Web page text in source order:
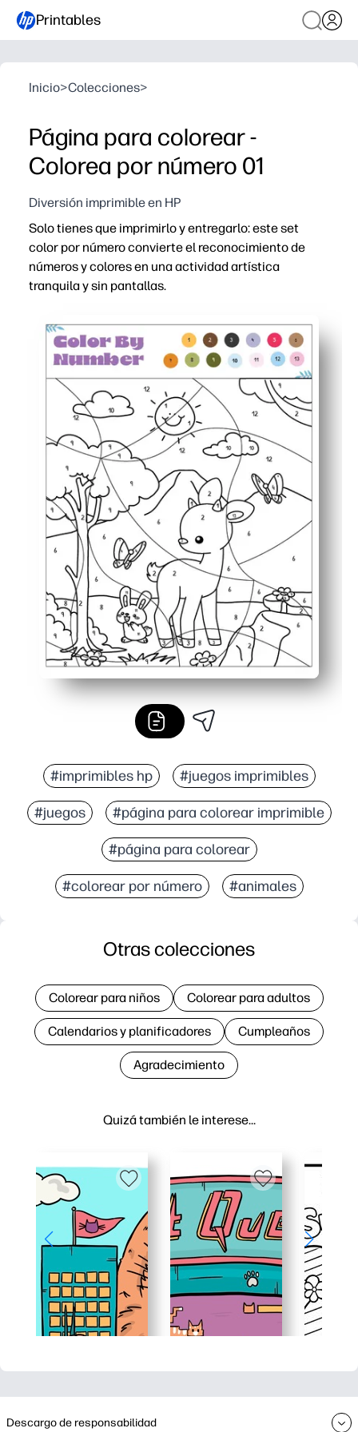
Printables
Inicio>Colecciones>
Página para colorear -
Colorea por número 01
Diversión imprimible en HP
Solo tienes que imprimirlo y entregarlo: este set
color por número convierte el reconocimiento de
números y colores en una actividad artística
tranquila y sin pantallas.
sin preparación: imprima una página y vaya a trabajar
Desarrolla habilidades clave: reconocimiento de
Apto para la motricidad fina: colorear dentro de las
Revelación motivadora: los niños se mantienen
#imprimibles hp #juegos imprimibles
#juegos #página para colorear imprimible
#página para colorear
#colorear por número #animales
Quizá también le interese…
Otras colecciones
Colorear para niños Colorear para adultos
Calendarios y planificadores Cumpleaños
Agradecimiento
Descargo de responsabilidad